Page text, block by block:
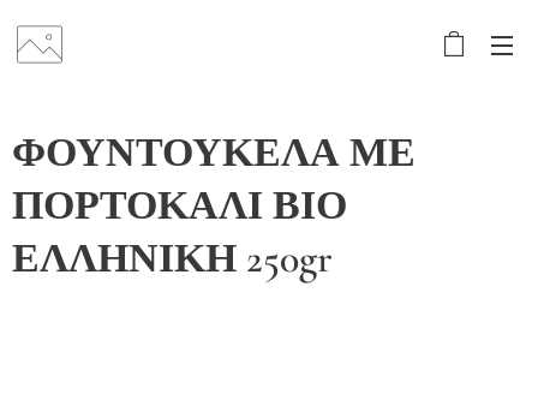
ΦΟΥΝΤΟΥΚΕΛΑ ΜΕ
ΠΟΡΤΟΚΑΛΙ ΒΙΟ
ΕΛΛΗΝΙΚΗ 250gr